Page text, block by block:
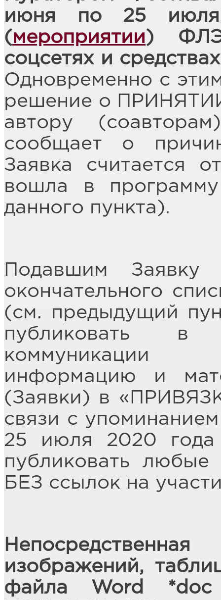
июня по 25
( мероприятии ) ФЛЭ
соцсетях и
Одновременно с
решение о
автору
сообщает о
Заявка считается
вошла в
данного пункта).
Подавшим Заявку
окончательного
(см. предыдущий
публиковать в
коммуникации
информацию и
(Заявки) в
связи с
25 июля 2020 года
публиковать
БЕЗ ссылок на
изображений,
файла Word *doc